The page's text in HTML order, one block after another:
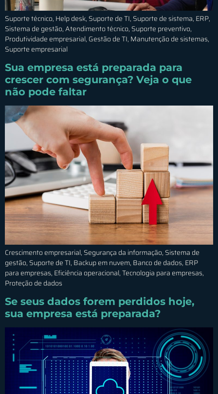
Suporte técnico, Help desk, Suporte de TI, Suporte de sistema, ERP,
Sistema de gestão, Atendimento técnico, Suporte preventivo,
Produtividade empresarial, Gestão de TI, Manutenção de sistemas,
Suporte empresarial
Sua empresa está preparada para
crescer com segurança? Veja o que
não pode faltar
Crescimento empresarial, Segurança da informação, Sistema de
gestão, Suporte de TI, Backup em nuvem, Banco de dados, ERP
para empresas, Eficiência operacional, Tecnologia para empresas,
Proteção de dados
Se seus dados forem perdidos hoje,
sua empresa está preparada?